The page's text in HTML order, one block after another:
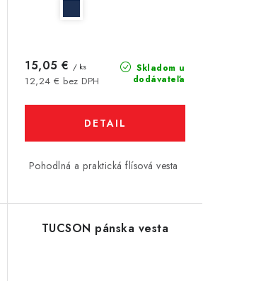
Skladom u
dodávateľa
12,24 € bez DPH
15,05 € / ks
DETAIL
Pohodlná a praktická flísová vesta
TUCSON pánska vesta